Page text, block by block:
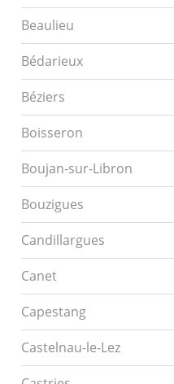
Beaulieu
Bédarieux
Béziers
Boisseron
Boujan-sur-Libron
Bouzigues
Candillargues
Canet
Capestang
Castelnau-le-Lez